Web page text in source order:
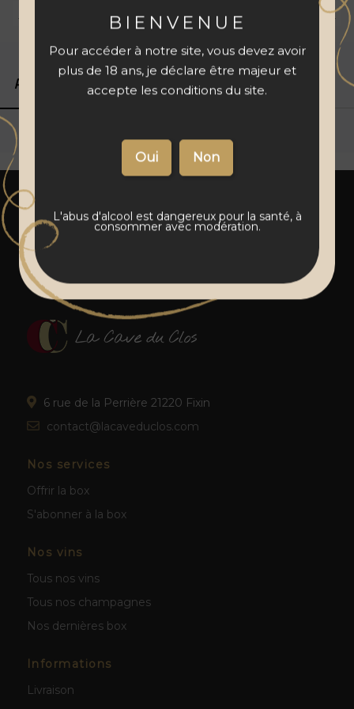
Livraison 48 à 72 h Vins français Paiement sécurisé
Produits associés Détails du produit
6 rue de la Perrière 21220 Fixin
contact@lacaveduclos.com
Nos services
Offrir la box
S'abonner à la box
Nos vins
Tous nos vins
Tous nos champagnes
Nos dernières box
Informations
Livraison
BIENVENUE
Pour accéder à notre site, vous devez avoir
plus de 18 ans, je déclare être majeur et
accepte les conditions du site.
L'abus d'alcool est dangereux pour la santé, à
consommer avec modération.